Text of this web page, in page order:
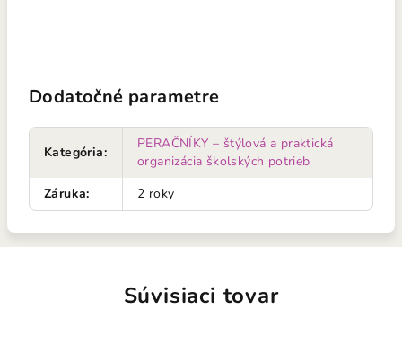
Dodatočné parametre
Kategória:
PERAČNÍKY – štýlová a praktická
organizácia školských potrieb
Záruka: 2 roky
Súvisiaci tovar